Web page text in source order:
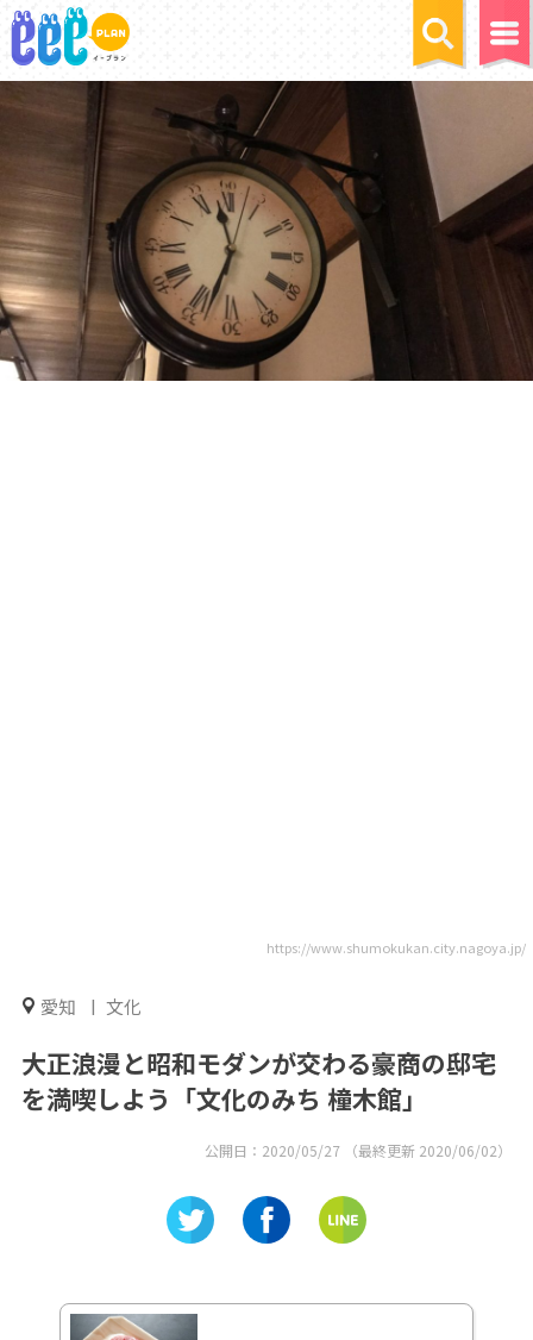
https://www.shumokukan.city.nagoya.jp/
愛知 文化
大正浪漫と昭和モダンが交わる豪商の邸宅
を満喫しよう「文化のみち 橦木館」
公開日： 2020/05/27 （最終更新 2020/06/02）